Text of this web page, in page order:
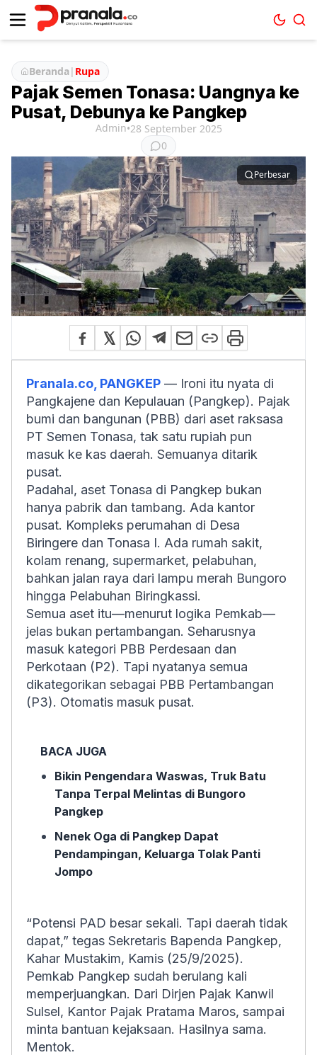
Beranda| Rupa
Pajak Semen Tonasa: Uangnya ke
Pusat, Debunya ke Pangkep
Admin•28 September 2025
0
Perbesar
Pranala.co, PANGKEP — Ironi itu nyata di
Pangkajene dan Kepulauan (Pangkep). Pajak
bumi dan bangunan (PBB) dari aset raksasa
PT Semen Tonasa, tak satu rupiah pun
masuk ke kas daerah. Semuanya ditarik
pusat.
Padahal, aset Tonasa di Pangkep bukan
hanya pabrik dan tambang. Ada kantor
pusat. Kompleks perumahan di Desa
Biringere dan Tonasa I. Ada rumah sakit,
kolam renang, supermarket, pelabuhan,
bahkan jalan raya dari lampu merah Bungoro
hingga Pelabuhan Biringkassi.
Semua aset itu—menurut logika Pemkab—
jelas bukan pertambangan. Seharusnya
masuk kategori PBB Perdesaan dan
Perkotaan (P2). Tapi nyatanya semua
dikategorikan sebagai PBB Pertambangan
(P3). Otomatis masuk pusat.
BACA JUGA
Bikin Pengendara Waswas, Truk Batu
Tanpa Terpal Melintas di Bungoro
Pangkep
Nenek Oga di Pangkep Dapat
Pendampingan, Keluarga Tolak Panti
Jompo
“Potensi PAD besar sekali. Tapi daerah tidak
dapat,” tegas Sekretaris Bapenda Pangkep,
Kahar Mustakim, Kamis (25/9/2025).
Pemkab Pangkep sudah berulang kali
memperjuangkan. Dari Dirjen Pajak Kanwil
Sulsel, Kantor Pajak Pratama Maros, sampai
minta bantuan kejaksaan. Hasilnya sama.
Mentok.